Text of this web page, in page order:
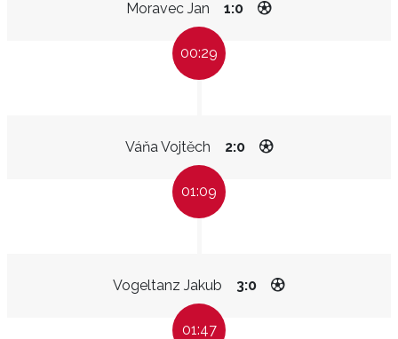
Moravec Jan 1:0
00:29
Váňa Vojtěch 2:0
01:09
Vogeltanz Jakub 3:0
01:47